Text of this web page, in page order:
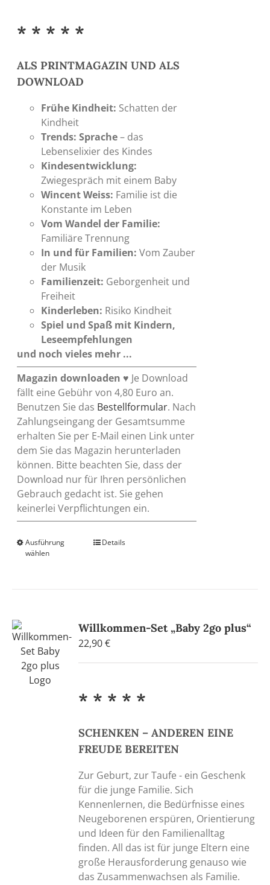
werden
* * * * *
ALS PRINTMAGAZIN UND ALS
DOWNLOAD
Frühe Kindheit: Schatten der
Kindheit
Trends: Sprache– das
Lebenselixier des Kindes
Kindesentwicklung:
Zwiegespräch mit einem Baby
Wincent Weiss: Familie ist die
Konstante im Leben
Vom Wandel der Familie:
Familiäre Trennung
In und für Familien: Vom Zauber
der Musik
Familienzeit: Geborgenheit und
Freiheit
Kinderleben: Risiko Kindheit
Spiel und Spaß mit Kindern,
Leseempfehlungen
und noch vieles mehr ...
Magazin downloaden ♥ Je Download
fällt eine Gebühr von 4,80 Euro an.
Benutzen Sie das Bestellformular. Nach
Zahlungseingang der Gesamtsumme
erhalten Sie per E-Mail einen Link unter
dem Sie das Magazin herunterladen
können. Bitte beachten Sie, dass der
Download nur für Ihren persönlichen
Gebrauch gedacht ist. Sie gehen
keinerlei Verpflichtungen ein.
Ausführung
wählen
Dieses
Die
Optionen
können
Produktseite
werden
Details
Willkommen-Set „Baby 2go plus“
22,90€
* * * * *
SCHENKEN – ANDEREN EINE
FREUDE BEREITEN
Zur Geburt, zur Taufe - ein Geschenk
für die junge Familie. Sich
Kennenlernen, die Bedürfnisse eines
Neugeborenen erspüren, Orientierung
und Ideen für den Familienalltag
finden. All das ist für junge Eltern eine
große Herausforderung genauso wie
das Zusammenwachsen als Familie.